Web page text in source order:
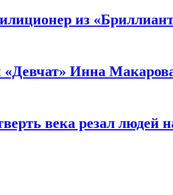
из
«Девчат» Инна
века резал людей